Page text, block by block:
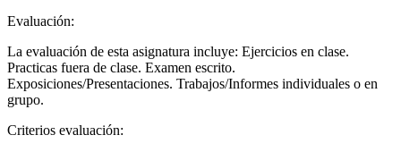
Evaluación:
La evaluación de esta asignatura incluye: Ejercicios en clase.
Practicas fuera de clase. Examen escrito.
Exposiciones/Presentaciones. Trabajos/Informes individuales o en
grupo.
Criterios evaluación: